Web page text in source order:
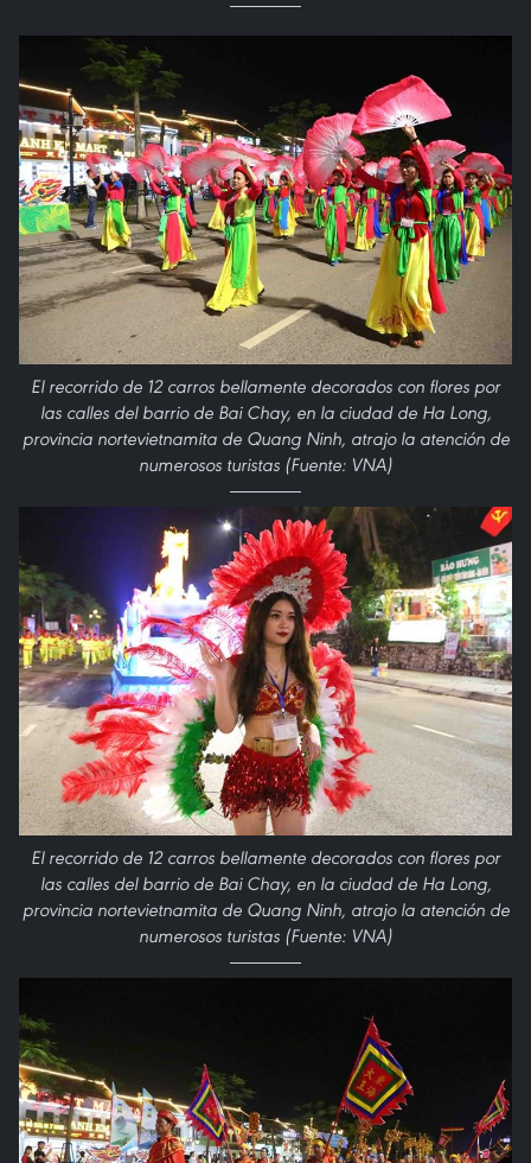
El recorrido de 12 carros bellamente decorados con flores por
las calles del barrio de Bai Chay, en la ciudad de Ha Long,
provincia nortevietnamita de Quang Ninh, atrajo la atención de
numerosos turistas (Fuente: VNA)
El recorrido de 12 carros bellamente decorados con flores por
las calles del barrio de Bai Chay, en la ciudad de Ha Long,
provincia nortevietnamita de Quang Ninh, atrajo la atención de
numerosos turistas (Fuente: VNA)